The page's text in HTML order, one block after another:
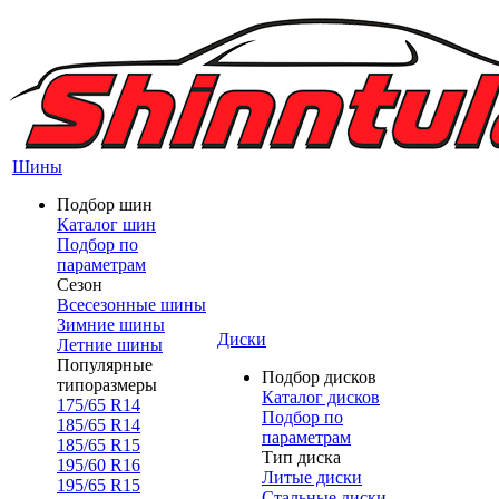
Шины
Подбор шин
Каталог шин
Подбор по
параметрам
Сезон
Всесезонные шины
Зимние шины
Летние шины
Популярные
типоразмеры
175/65 R14
185/65 R14
185/65 R15
195/60 R16
195/65 R15
Диски
Подбор дисков
Каталог дисков
Подбор по
параметрам
Тип диска
Литые диски